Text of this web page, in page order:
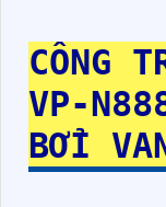
CÔNG
VP-
BỞI